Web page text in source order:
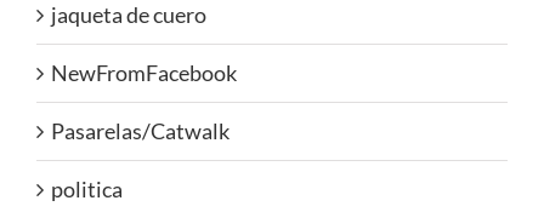
jaqueta de cuero
NewFromFacebook
Pasarelas/Catwalk
politica